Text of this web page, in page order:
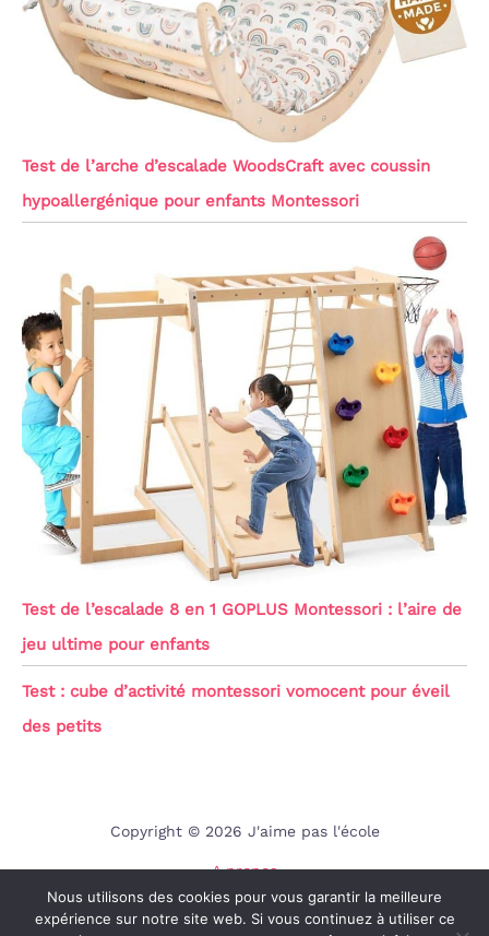
Test de l’arche d’escalade WoodsCraft avec coussin
hypoallergénique pour enfants Montessori
Test de l’escalade 8 en 1 GOPLUS Montessori : l’aire de
jeu ultime pour enfants
Test : cube d’activité montessori vomocent pour éveil
des petits
Copyright © 2026 J'aime pas l'école
A propos
Contact
Mentions légales
Nous utilisons des cookies pour vous garantir la meilleure
expérience sur notre site web. Si vous continuez à utiliser ce